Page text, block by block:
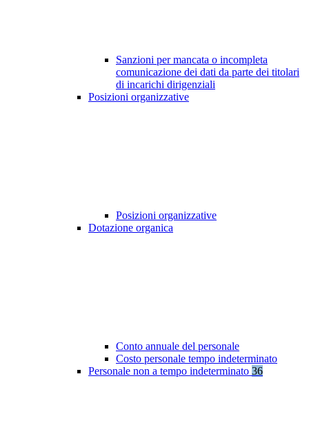
Sanzioni per mancata o incompleta
comunicazione dei dati da parte dei titolari
di incarichi dirigenziali
Posizioni organizzative
Posizioni organizzative
Dotazione organica
Conto annuale del personale
Costo personale tempo indeterminato
Personale non a tempo indeterminato 36